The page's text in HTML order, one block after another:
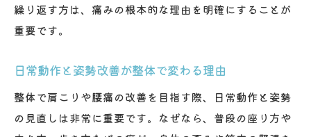
繰り返す方は、痛みの根本的な理由を明確にすることが
重要です。
日常動作と姿勢改善が整体で変わる理由
整体で肩こりや腰痛の改善を目指す際、日常動作と姿勢
の見直しは非常に重要です。なぜなら、普段の座り方や